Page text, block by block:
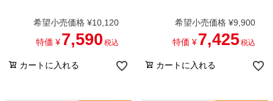
希望小売価格 ¥10,120
特価 ¥ 7,590 税込
カートに入れる
希望小売価格 ¥9,900
特価 ¥ 7,425税込
カートに入れる